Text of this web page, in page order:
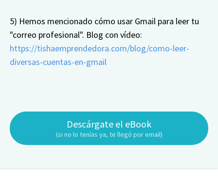
5) Hemos mencionado cómo usar Gmail para leer tu
"correo profesional". Blog con vídeo:
https://tishaemprendedora.com/blog/como-leer-
diversas-cuentas-en-gmail
Descárgate el eBook
(si no lo tenías ya, te llegó por email)